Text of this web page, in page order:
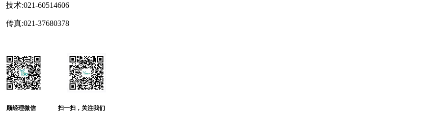
技术:021-60514606
传真:021-37680378
顾经理微信 扫一扫，关注我们